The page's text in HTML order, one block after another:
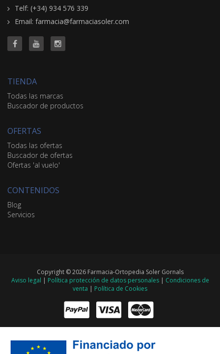
Telf: (+34) 934 576 339
Email: farmacia@farmaciasoler.com
TIENDA
Todas las marcas
Buscador de productos
OFERTAS
Todas las ofertas
Buscador de ofertas
Ofertas 'al vuelo'
CONTENIDOS
Blog
Servicios
Copyright © 2026 Farmacia-Ortopedia Soler Gornals
Aviso legal | Política protección de datos personales| Condiciones de
venta | Política de Cookies